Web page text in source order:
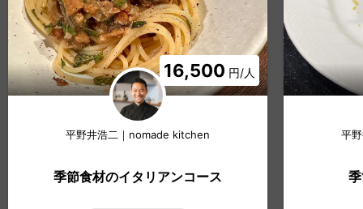
16,500 円/人
平野井浩二｜nomade kitchen
季節食材のイタリアンコース
平